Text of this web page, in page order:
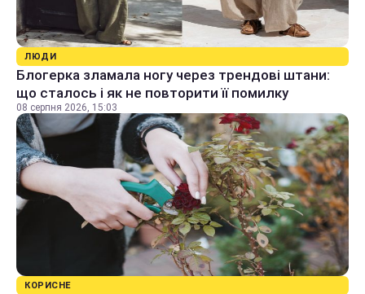
ЛЮДИ
Блогерка зламала ногу через трендові штани:
що сталось і як не повторити її помилку
08 серпня 2026, 15:03
КОРИСНЕ